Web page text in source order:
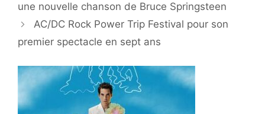
une nouvelle chanson de Bruce Springsteen
AC/DC Rock Power Trip Festival pour son
premier spectacle en sept ans